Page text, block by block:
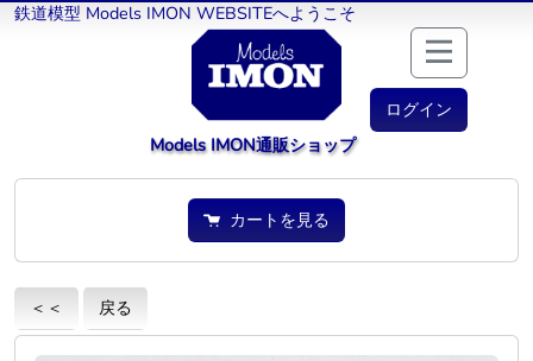
鉄道模型 Models IMON WEBSITEへようこそ
ログイン
Models IMON通販ショップ
カートを見る
＜＜ 戻る